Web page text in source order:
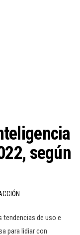
según
tendencias de uso e
para lidiar con